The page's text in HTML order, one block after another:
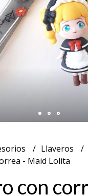
Llaveros
- Maid Lolita
con